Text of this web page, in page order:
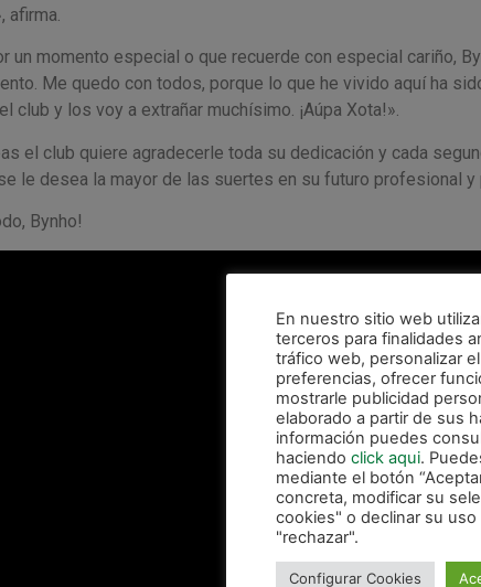
afirma.
un momento especial o que recuerde con especial cariño,
Me quedo con todos, porque lo que he vivido aquí ha
club y los voy a extrañar muchísimo. ¡Aúpa Xota!».
el club quiere agradecerle toda su dedicación y cada
le desea la mayor de las suertes en su futuro profesional y
Bynho!
En nuestro sitio web
terceros para finalidades
tráfico web, personalizar
preferencias, ofrecer
mostrarle publicidad
elaborado a partir de sus
información puedes
haciendo click aqui.
mediante el botón
concreta, modificar su
cookies" o declinar su
"rechazar".
Configurar Cookies